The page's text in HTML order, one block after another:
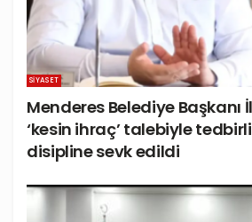
SIYASET
Menderes Belediye Başkanı
‘kesin ihraç’ talebiyle
disipline sevk edildi